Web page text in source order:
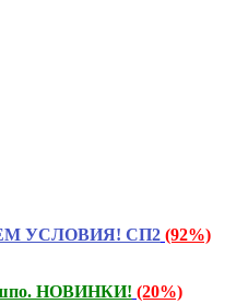
УСЛОВИЯ! СП2 (92%)
НОВИНКИ! (20%)